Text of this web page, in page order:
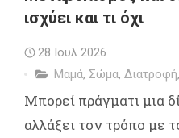
ισχύει και τι όχι
28 Ιουλ 2026
Μαμά, Σώμα, Διατροφή,
Μπορεί πράγματι μια
αλλάξει τον τρόπο με